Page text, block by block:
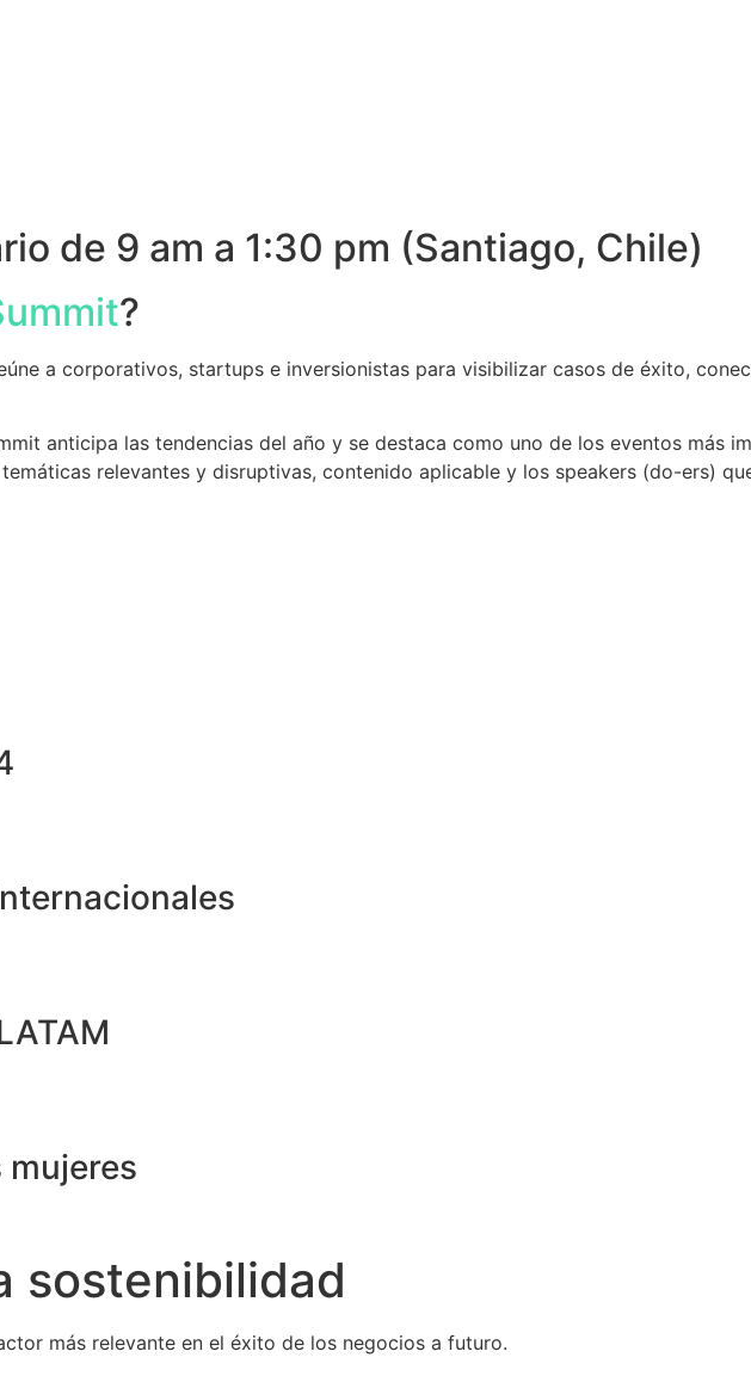
de 9 am a 1:30 pm (Santiago, Chile)
?
a corporativos, startups e inversionistas para visibilizar casos de éxito,
anticipa las tendencias del año y se destaca como uno de los eventos más
relevantes y disruptivas, contenido aplicable y los speakers (do-ers)
sostenibilidad
más relevante en el éxito de los negocios a futuro.